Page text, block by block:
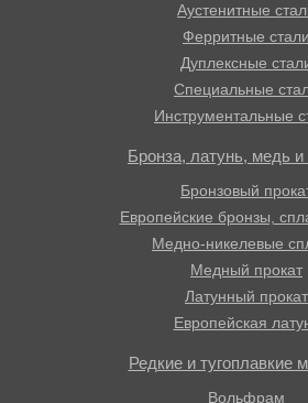
Аустенитные
Ферритные стали
Дуплексные
Специальные
Инструментальные
Бронза, латунь, медь
Бронзовый
Европейские бронзы,
Медно-никелевые
Медный прокат
Латунный прокат
Европейская
Редкие и тугоплавкие
Вольфрам